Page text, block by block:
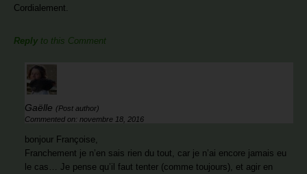
Cordialement.
Reply to this Comment
Gaëlle (Post author)
Commented on: novembre 18, 2016
bonjour Françoise,
Franchement je n’en sais rien du tout, car je n’ai encore jamais eu
le cas… Je pense qu’il faut tenter (comme toujours), et agir en